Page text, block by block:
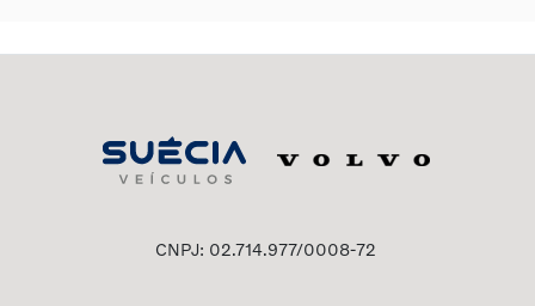
CNPJ: 02.714.977/0008-72